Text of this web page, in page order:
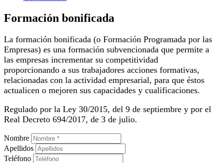
Formación bonificada
La formación bonificada (o Formación Programada por las
Empresas) es una formación subvencionada que permite a
las empresas incrementar su competitividad
proporcionando a sus trabajadores acciones formativas,
relacionadas con la actividad empresarial, para que éstos
actualicen o mejoren sus capacidades y cualificaciones.
Regulado por la Ley 30/2015, del 9 de septiembre y por el
Real Decreto 694/2017, de 3 de julio.
Nombre
Apellidos
Teléfono